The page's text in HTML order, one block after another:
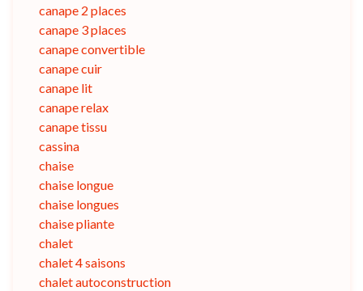
canape 2 places
canape 3 places
canape convertible
canape cuir
canape lit
canape relax
canape tissu
cassina
chaise
chaise longue
chaise longues
chaise pliante
chalet
chalet 4 saisons
chalet autoconstruction